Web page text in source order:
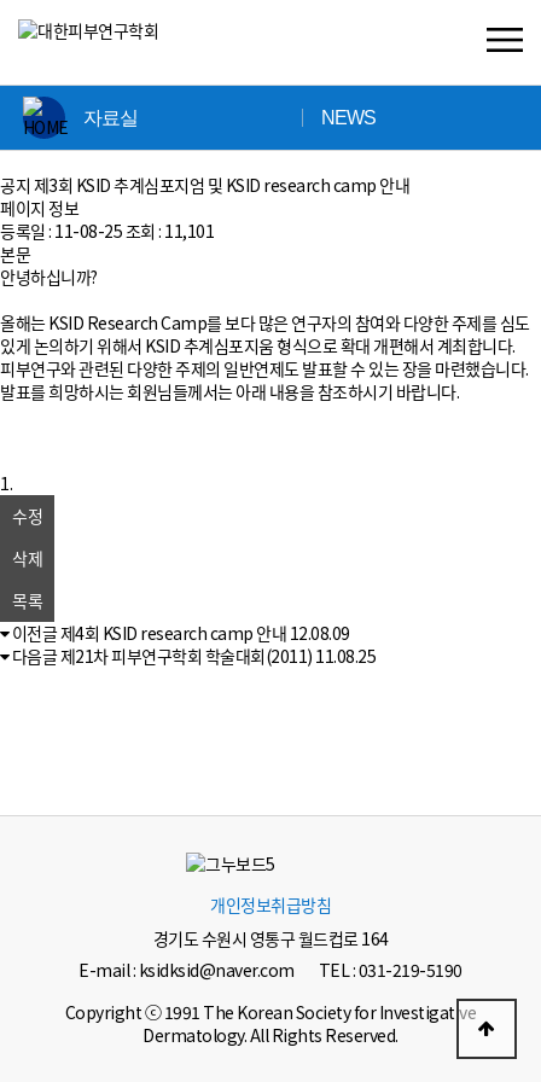
×
자료실 NEWS
공지 제3회 KSID 추계심포지엄 및 KSID research camp 안내
페이지 정보
등록일 : 11-08-25조회 : 11,101
본문
안녕하십니까?
올해는 KSID Research Camp를 보다 많은 연구자의 참여와 다양한 주제를 심도
있게 논의하기 위해서 KSID 추계심포지움 형식으로 확대 개편해서 계최합니다.
피부연구와 관련된 다양한 주제의 일반연제도 발표할 수 있는 장을 마련했습니다.
발표를 희망하시는 회원님들께서는 아래 내용을 참조하시기 바랍니다.
1.
수정
삭제
목록
이전글제4회 KSID research camp 안내 12.08.09
다음글제21차 피부연구학회 학술대회(2011) 11.08.25
개인정보취급방침
경기도 수원시 영통구 월드컵로 164
E-mail : ksidksid@naver.com
TEL : 031-219-5190
Copyright ⓒ 1991 The Korean Society for Investigative
Dermatology. All Rights Reserved.